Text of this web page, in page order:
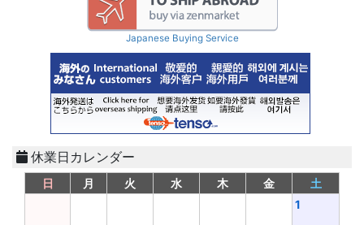
Japanese Buying Service
休業日カレンダー
日 月 火 水 木 金
土
1